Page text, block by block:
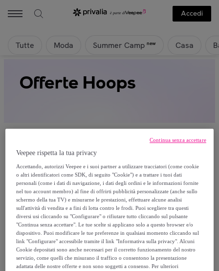
Accedi
Tutte Moda Summer Camp new Casa
Offerte Hoops
Attualmente non è disponibile alcun
prodotto.
Registrati e accedi a tutti i prodotti visibili ai nostri
membri.
Accedi
Veepee rispetta la tua privacy
Accettando, autorizzi Veepee e i suoi partner a utilizzare tracciatori (come cookie
o altri identificatori come SDK, di seguito "Cookie") e a trattare i tuoi dati
personali (come i dati di navigazione, i dati degli ordini e le informazioni fornite
nel tuo account membro) al fine di offrirti pubblicità personalizzate (anche sullo
schermo della tua TV) e misurarne le prestazioni, effettuare alcune analisi
sull'attività di vendita e a fini di lotta contro le frodi. Puoi scegliere tra questi
diversi usi cliccando su "Configurare" o rifiutare tutto cliccando sul pulsante
"Continua senza accettare". Le tue scelte si applicano solo a questo browser e/o
dispositivo. Puoi modificare le tue preferenze in qualsiasi momento cliccando sul
link "Configurare" accessibile tramite il link "Informativa sulla privacy". Alcuni
Cookie depositati sono anche necessari per il corretto funzionamento del nostro
servizio, come quelli che misurano il traffico o consentono la presentazione
adattata delle nostre offerte e non sono soggetti a consenso. Per ulteriori
Continua senza accettare